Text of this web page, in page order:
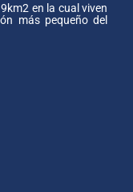
en la cual viven
más pequeño del